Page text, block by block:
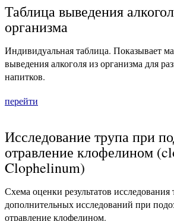
Таблица выведения
организма
Индивидуальная таблица. Показывает
выведения алкоголя из организма для
напитков.
перейти
Исследование трупа при
отравление клофелином
Clophelinum)
Схема оценки результатов
дополнительных исследований при
отравление клофелином.